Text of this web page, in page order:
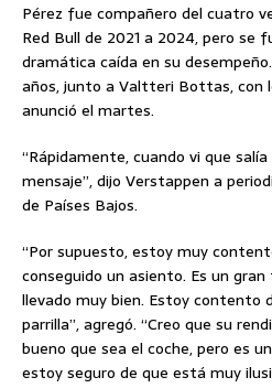
Pérez fue compañero del cuatro
Red Bull de 2021 a 2024, pero se
dramática caída en su
años, junto a Valtteri Bottas, con
anunció el martes.
“Rápidamente, cuando vi que
mensaje”, dijo Verstappen a
de Países Bajos.
“Por supuesto, estoy muy
conseguido un asiento. Es un
llevado muy bien. Estoy contento
parrilla”, agregó. “Creo que su
bueno que sea el coche, pero es
estoy seguro de que está muy